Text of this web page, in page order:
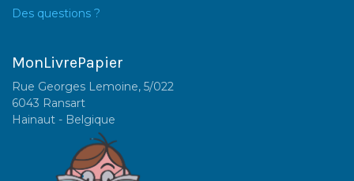
Des questions ?
MonLivrePapier
Rue Georges Lemoine, 5/022
6043 Ransart
Hainaut - Belgique